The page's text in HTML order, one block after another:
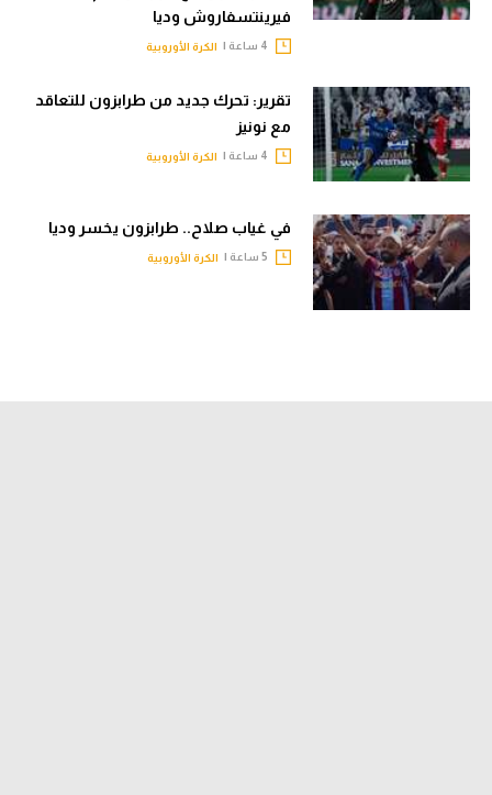
فيرينتسفاروش وديا
الكرة الأوروبية
تقرير: تحرك جديد من طرابزون للتعاقد
مع نونيز
الكرة الأوروبية
في غياب صلاح.. طرابزون يخسر وديا
الكرة الأوروبية